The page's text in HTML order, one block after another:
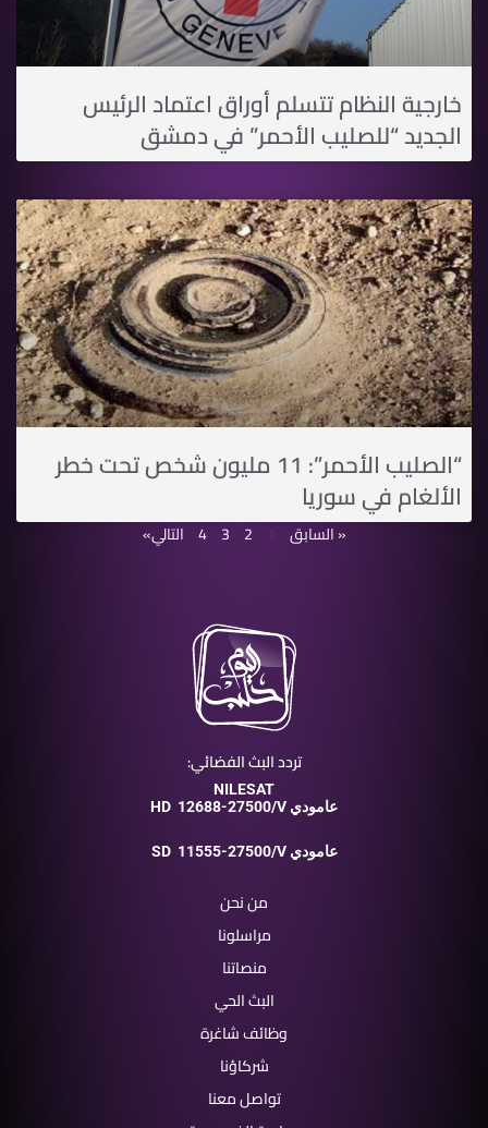
خارجية النظام تتسلم أوراق اعتماد الرئيس
الجديد “للصليب الأحمر” في دمشق
“الصليب الأحمر”: 11 مليون شخص تحت خطر
الألغام في سوريا
« السابق 1
2
3
4 التالي»
تردد البث الفضائي:
NILESAT
HD
12688-27500/V عامودي
SD 11555-27500/V عامودي
من نحن
مراسلونا
منصاتنا
البث الحي
وظائف شاغرة
شركاؤنا
تواصل معنا